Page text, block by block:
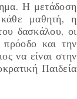
Η μετάδοση
μαθητή, η
δασκάλου, οι
και την
να είναι στην
Παιδεία